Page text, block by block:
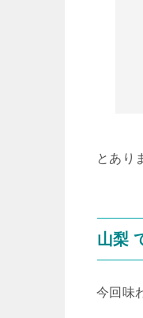
とあり
山梨
今回味